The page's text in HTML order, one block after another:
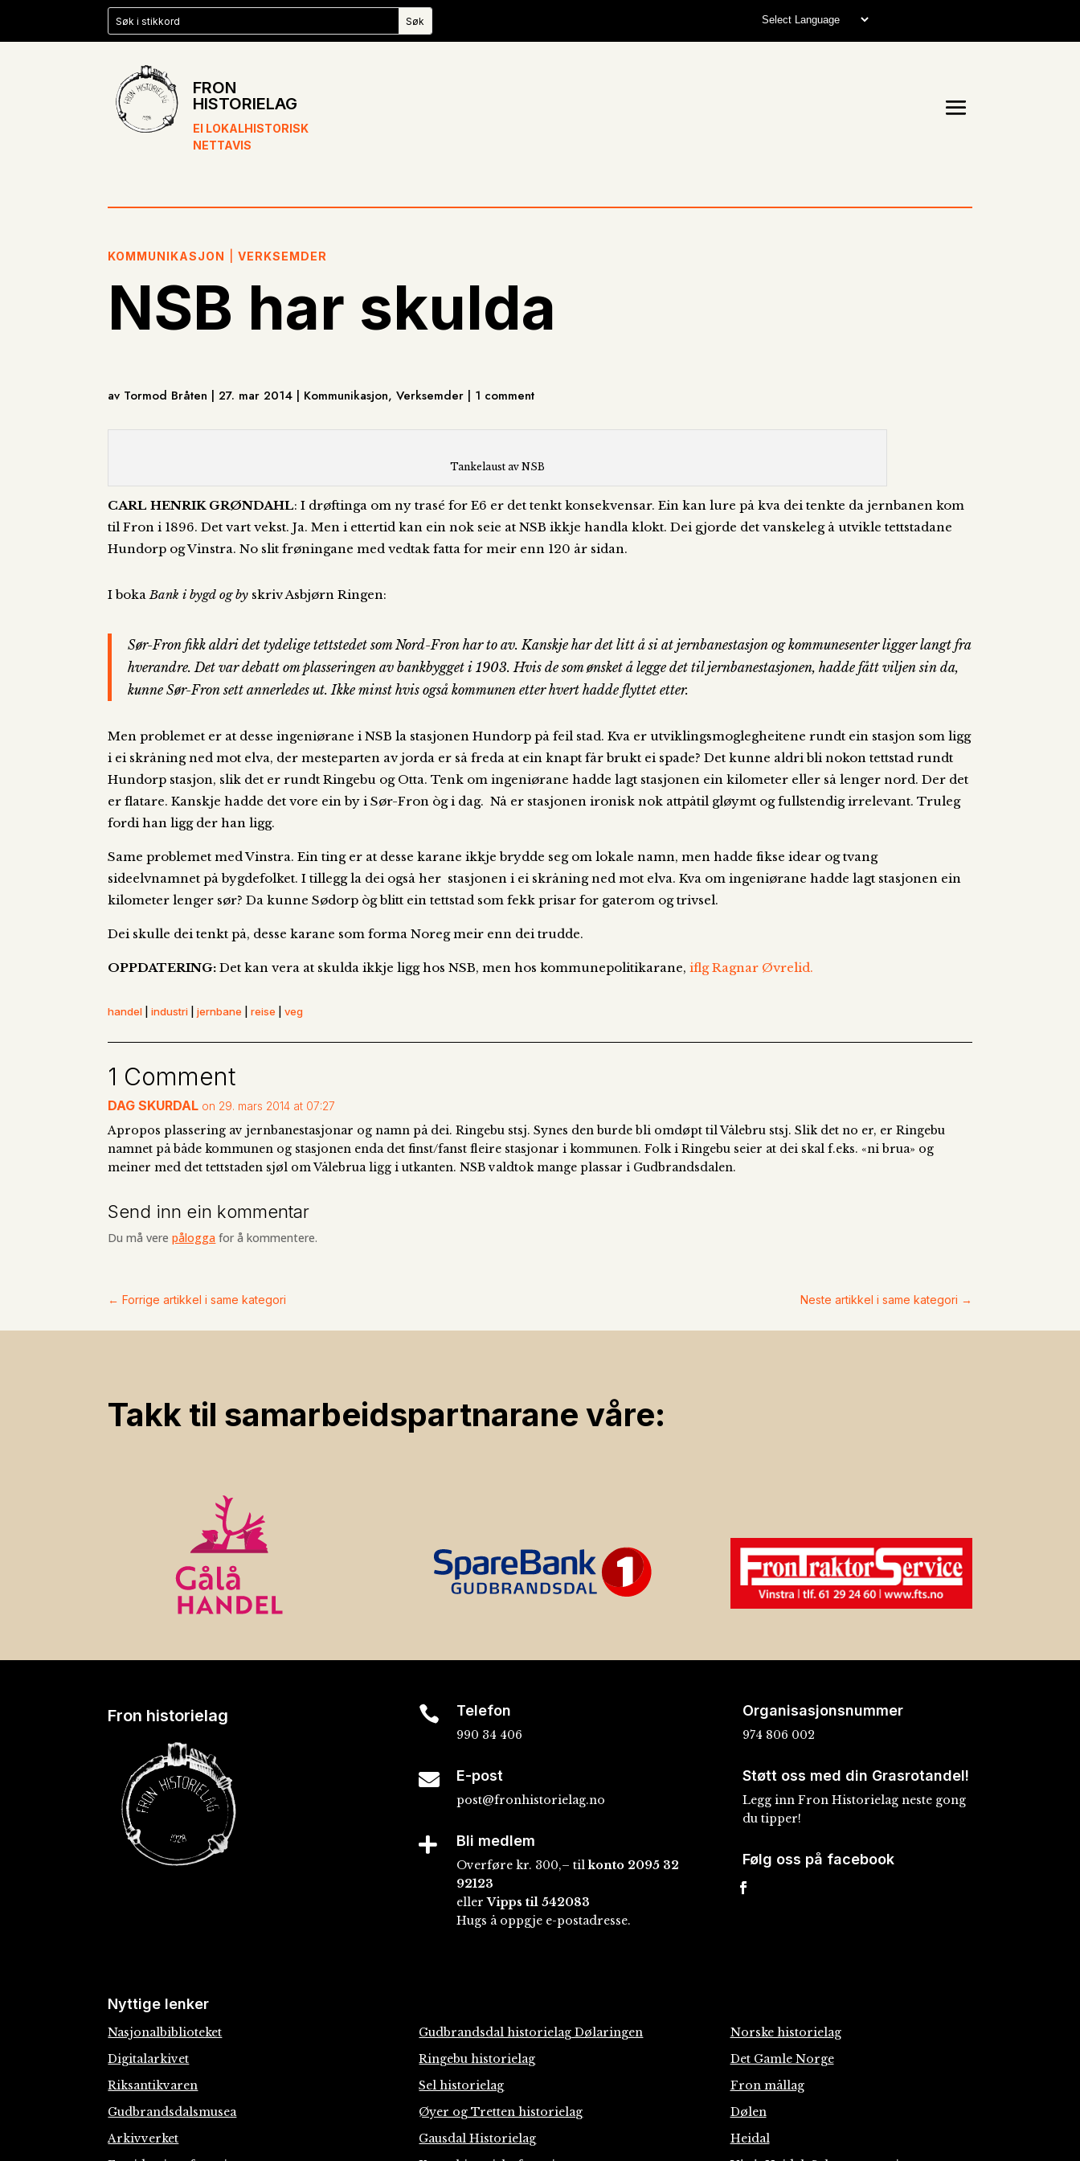
FRON
HISTORIELAG
EI LOKALHISTORISK
NETTAVIS
KOMMUNIKASJON |VERKSEMDER
NSB har skulda
av Tormod Bråten | 27. mar 2014 | Kommunikasjon, Verksemder | 1 comment
Tankelaust av NSB
CARL HENRIK GRØNDAHL: I drøftinga om ny trasé for E6 er det tenkt konsekvensar. Ein kan lure på kva dei tenkte da jernbanen kom
til Fron i 1896. Det vart vekst. Ja. Men i ettertid kan ein nok seie at NSB ikkje handla klokt. Dei gjorde det vanskeleg å utvikle tettstadane
Hundorp og Vinstra. No slit frøningane med vedtak fatta for meir enn 120 år sidan.
I bokaBank i bygd og by skriv Asbjørn Ringen:
Sør-Fron fikk aldri det tydelige tettstedet som Nord-Fron har to av. Kanskje har det litt å si at jernbanestasjon og kommunesenter ligger langt fra
hverandre. Det var debatt om plasseringen av bankbygget i 1903. Hvis de som ønsket å legge det til jernbanestasjonen, hadde fått viljen sin da,
kunne Sør-Fron sett annerledes ut. Ikke minst hvis også kommunen etter hvert hadde flyttet etter.
Men problemet er at desse ingeniørane i NSB la stasjonen Hundorp på feil stad. Kva er utviklingsmoglegheitene rundt ein stasjon som ligg
i ei skråning ned mot elva, der mesteparten av jorda er så freda at ein knapt får brukt ei spade? Det kunne aldri bli nokon tettstad rundt
Hundorp stasjon, slik det er rundt Ringebu og Otta. Tenk om ingeniørane hadde lagt stasjonen ein kilometer eller så lenger nord. Der det
er flatare. Kanskje hadde det vore ein by i Sør-Fron òg i dag. Nå er stasjonen ironisk nok attpåtil gløymt og fullstendig irrelevant. Truleg
fordi han ligg der han ligg.
Same problemet med Vinstra. Ein ting er at desse karane ikkje brydde seg om lokale namn, men hadde fikse idear og tvang
sideelvnamnet på bygdefolket. I tillegg la dei også her stasjonen i ei skråning ned mot elva. Kva om ingeniørane hadde lagt stasjonen ein
kilometer lenger sør? Da kunne Sødorp òg blitt ein tettstad som fekk prisar for gaterom og trivsel.
Dei skulle dei tenkt på, desse karane som forma Noreg meir enn dei trudde.
OPPDATERING: Det kan vera at skulda ikkje ligg hos NSB, men hos kommunepolitikarane,iflg Ragnar Øvrelid.
handel |industri |jernbane |reise |veg
1 Comment
DAG SKURDAL on 29. mars 2014 at 07:27
Apropos plassering av jernbanestasjonar og namn på dei. Ringebu stsj. Synes den burde bli omdøpt til Vålebru stsj. Slik det no er, er Ringebu
namnet på både kommunen og stasjonen enda det finst/fanst fleire stasjonar i kommunen. Folk i Ringebu seier at dei skal f.eks. «ni brua» og
meiner med det tettstaden sjøl om Vålebrua ligg i utkanten. NSB valdtok mange plassar i Gudbrandsdalen.
Send inn ein kommentar
Du må verepålogga for å kommentere.
←Forrige artikkel i same kategori Neste artikkel i same kategori →
Takk til samarbeids­partnarane våre:
Fron historielag  Telefon
990 34 406
 E-post
post@fronhistorielag.no
 Bli medlem
Overføre kr. 300,– tilkonto 2095 32
92123
ellerVipps til 542083
Hugs å oppgje e-postadresse.
Organisasjonsnummer
974 806 002
Støtt oss med din Grasrotandel!
Legg inn Fron Historielag neste gong
du tipper!
Følg oss på facebook
Nyttige lenker
Nasjonalbiblioteket
Digitalarkivet
Riksantikvaren
Gudbrandsdalsmusea
Arkivverket
Gudbrandsdal historielag Dølaringen
Ringebu historielag
Sel historielag
Øyer og Tretten historielag
Gausdal Historielag
Norske historielag
Det Gamle Norge
Fron mållag
Dølen
Heidal